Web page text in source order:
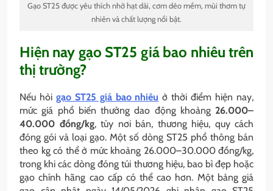
Gạo ST25 được yêu thích nhờ hạt dài, cơm dẻo mềm, mùi thơm tự
nhiên và chất lượng nổi bật.
Hiện nay gạo ST25 giá bao nhiêu trên
thị trường?
Nếu hỏi gạo ST25 giá bao nhiêu ở thời điểm hiện nay,
mức giá phổ biến thường dao động khoảng 26.000–
40.000 đồng/kg, tùy nơi bán, thương hiệu, quy cách
đóng gói và loại gạo. Một số dòng ST25 phổ thông bán
theo kg có thể ở mức khoảng 26.000–30.000 đồng/kg,
trong khi các dòng đóng túi thương hiệu, bao bì đẹp hoặc
gạo chính hãng cao cấp có thể cao hơn. Một bảng giá